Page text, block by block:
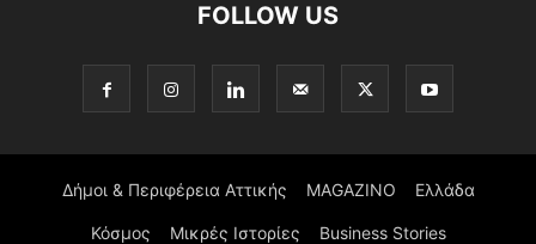
FOLLOW US
Δήμοι & Περιφέρεια Αττικής MAGAZINO Ελλάδα
Κόσμος Μικρές Ιστορίες Business Stories